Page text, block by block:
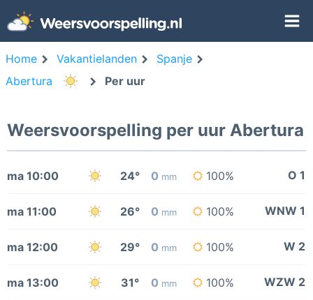
Home Vakantielanden
Spanje
Abertura
Per uur
Weersvoorspelling per uur Abertura
ma 10:00 24° 0 mm 100% O 1
ma 11:00 26° 0 mm 100% WNW 1
ma 12:00 29° 0 mm 100% W 2
ma 13:00 31° 0 mm 100% WZW 2